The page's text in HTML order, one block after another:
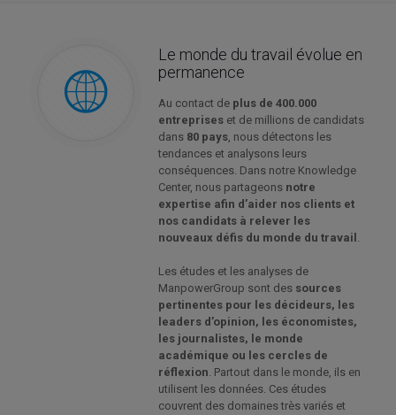
Le monde du travail évolue en
permanence
Au contact de plus de 400.000
entrepriseset de millions de candidats
dans 80 pays, nous détectons les
tendances et analysons leurs
conséquences. Dans notre Knowledge
Center, nous partageons notre
expertise afin d’aider nos clients et
nos candidats à relever les
nouveaux défis du monde du travail .
Les études et les analyses de
ManpowerGroup sont des sources
pertinentes pour les décideurs, les
leaders d’opinion, les économistes,
les journalistes, le monde
académique ou les cercles de
réflexion. Partout dans le monde, ils en
utilisent les données. Ces études
couvrent des domaines très variés et